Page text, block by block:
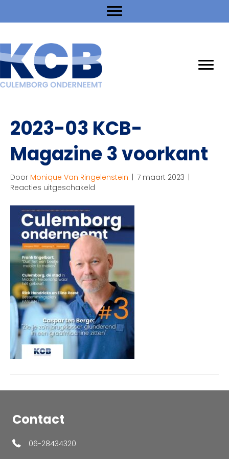
2023-03 KCB-
Magazine 3 voorkant
Door Monique Van Ringelenstein | 7 maart 2023 |
Reacties uitgeschakeld
03
KCB-
Magazine
3
voorkant
Contact
06-28434320